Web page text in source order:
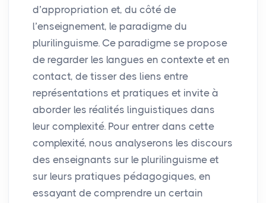
d’appropriation et, du côté de
l’enseignement, le paradigme du
plurilinguisme. Ce paradigme se propose
de regarder les langues en contexte et en
contact, de tisser des liens entre
représentations et pratiques et invite à
aborder les réalités linguistiques dans
leur complexité. Pour entrer dans cette
complexité, nous analyserons les discours
des enseignants sur le plurilinguisme et
sur leurs pratiques pédagogiques, en
essayant de comprendre un certain